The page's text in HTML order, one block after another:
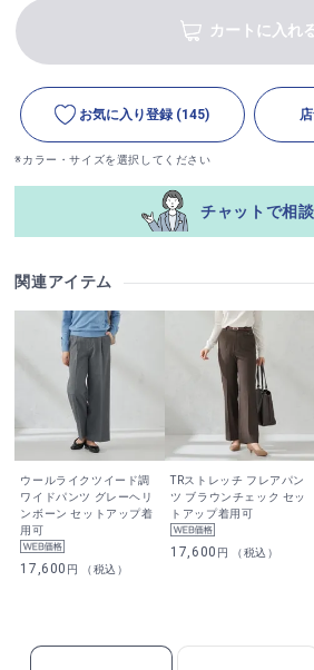
カートに入れ
お気に入り登録 (145)
※カラー・サイズを選択してください
チャットで相
関連アイテム
ウールライクツイード調
ワイドパンツ グレーヘリ
ンボーン セットアップ着
用可
17,600 円 （税込）
TRストレッチ フレアパン
ツ ブラウンチェック セッ
トアップ着用可
17,600 円 （税込）